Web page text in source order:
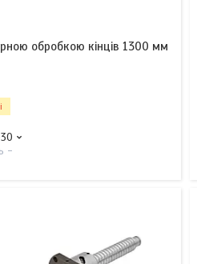
обробкою кінців 1300 мм
-